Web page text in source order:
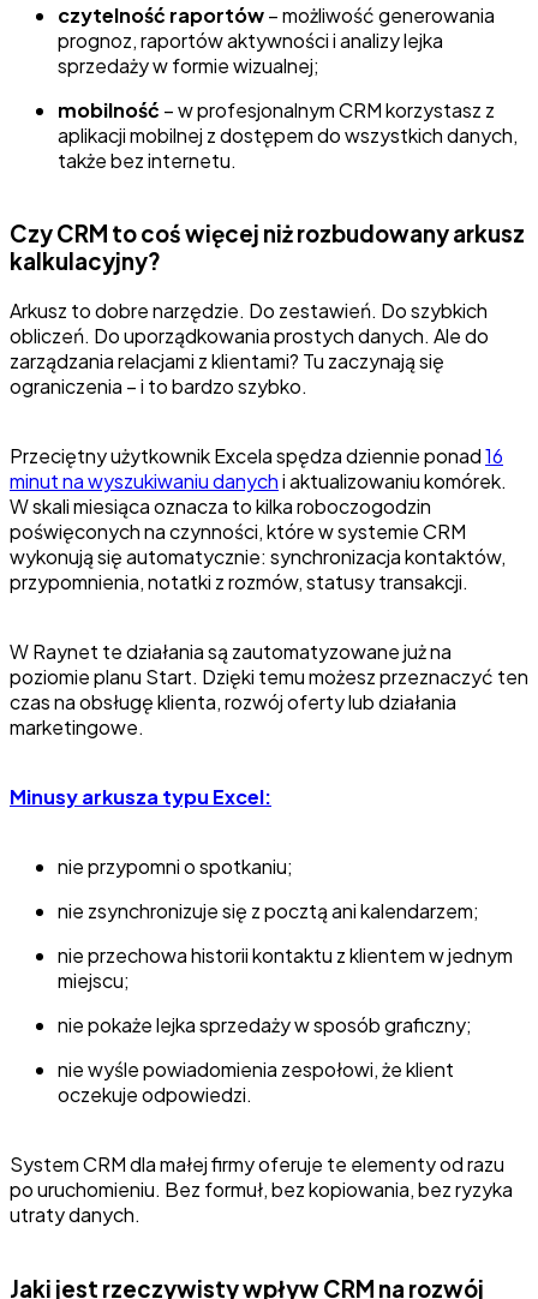
czytelność raportów– możliwość generowania
prognoz, raportów aktywności i analizy lejka
sprzedaży w formie wizualnej;
mobilność – w profesjonalnym CRM korzystasz z
aplikacji mobilnej z dostępem do wszystkich danych,
także bez internetu.
Czy CRM to coś więcej niż rozbudowany arkusz
kalkulacyjny?
Arkusz to dobre narzędzie. Do zestawień. Do szybkich
obliczeń. Do uporządkowania prostych danych. Ale do
zarządzania relacjami z klientami? Tu zaczynają się
ograniczenia – i to bardzo szybko.
Przeciętny użytkownik Excela spędza dziennie ponad16
minut na wyszukiwaniu danychi aktualizowaniu komórek.
W skali miesiąca oznacza to kilka roboczogodzin
poświęconych na czynności, które w systemie CRM
wykonują się automatycznie: synchronizacja kontaktów,
przypomnienia, notatki z rozmów, statusy transakcji.
W Raynet te działania są zautomatyzowane już na
poziomie planu Start. Dzięki temu możesz przeznaczyć ten
czas na obsługę klienta, rozwój oferty lub działania
marketingowe.
Minusy arkusza typu Excel:
nie przypomni o spotkaniu;
nie zsynchronizuje się z pocztą ani kalendarzem;
nie przechowa historii kontaktu z klientem w jednym
miejscu;
nie pokaże lejka sprzedaży w sposób graficzny;
nie wyśle powiadomienia zespołowi, że klient
oczekuje odpowiedzi.
System CRM dla małej firmy oferuje te elementy od razu
po uruchomieniu. Bez formuł, bez kopiowania, bez ryzyka
utraty danych.
Jaki jest rzeczywisty wpływ CRM na rozwój